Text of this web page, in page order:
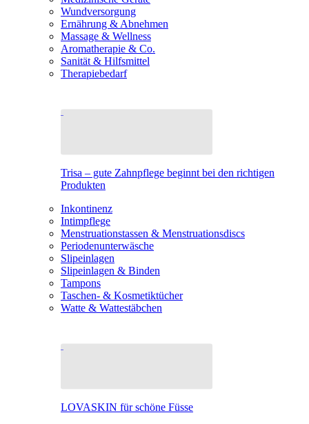
Wundversorgung
Ernährung & Abnehmen
Massage & Wellness
Aromatherapie & Co.
Sanität & Hilfsmittel
Therapiebedarf
Trisa – gute Zahnpflege beginnt bei den richtigen
Produkten
Inkontinenz
Intimpflege
Menstruationstassen & Menstruationsdiscs
Periodenunterwäsche
Slipeinlagen
Slipeinlagen & Binden
Tampons
Taschen- & Kosmetiktücher
Watte & Wattestäbchen
LOVASKIN für schöne Füsse